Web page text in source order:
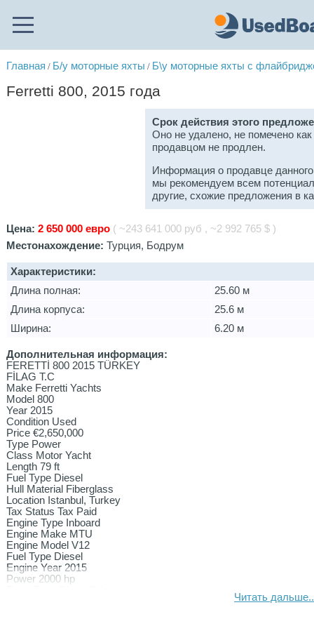
Главная / Б/у моторные яхты / Б\у моторные яхты с
Ferretti 800, 2015 года
Срок действия этого
Оно не удалено, не помечено
продавцом не продлен.
Информация о продавце
мы рекомендуем всем
другие, схожие предложения в
Цена:2 650 000 евро ( ~243 641 000 руб , ~2 992 765 $ )
Местонахождение:Турция, Бодрум
Характеристики:
Длина полная:
25.60 м
Длина корпуса:
25.6 м
Ширина:
6.20 м
Дополнительная информация:
FERETTİ 800 2015 TÜRKEY
FİLAG T.C
Make Ferretti Yachts
Model 800
Year 2015
Condition Used
Price €2,650,000
Type Power
Class Motor Yacht
Length 79 ft
Fuel Type Diesel
Hull Material Fiberglass
Location Istanbul, Turkey
Tax Status Tax Paid
Engine Type Inboard
Engine Make MTU
Engine Model V12
Fuel Type Diesel
Engine Year 2015
Power 2000 hp
Engine Location enums.engine-location.center-portЧитать